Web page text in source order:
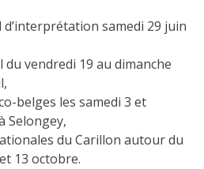
d’interprétation samedi 29 juin
vendredi 19 au dimanche
belges les samedi 3 et
Selongey,
du Carillon autour du
13 octobre.